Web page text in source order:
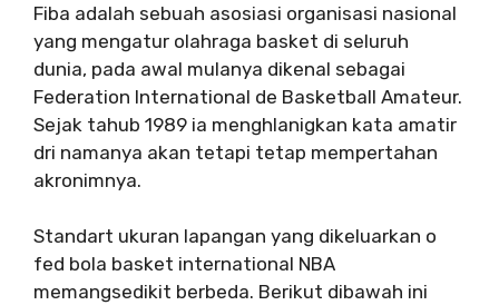
Fiba adalah sebuah asosiasi organisasi nasional
yang mengatur olahraga basket di seluruh
dunia, pada awal mulanya dikenal sebagai
Federation International de Basketball Amateur.
Sejak tahub 1989 ia menghlanigkan kata amatir
dri namanya akan tetapi tetap mempertahan
akronimnya.
Standart ukuran lapangan yang dikeluarkan o
fed bola basket international NBA
memangsedikit berbeda. Berikut dibawah ini